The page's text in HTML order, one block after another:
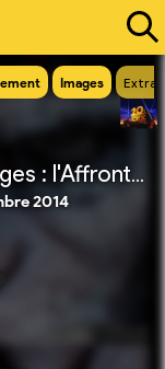
Images Extra
La Planète des Singes : l'Affrontement
2014